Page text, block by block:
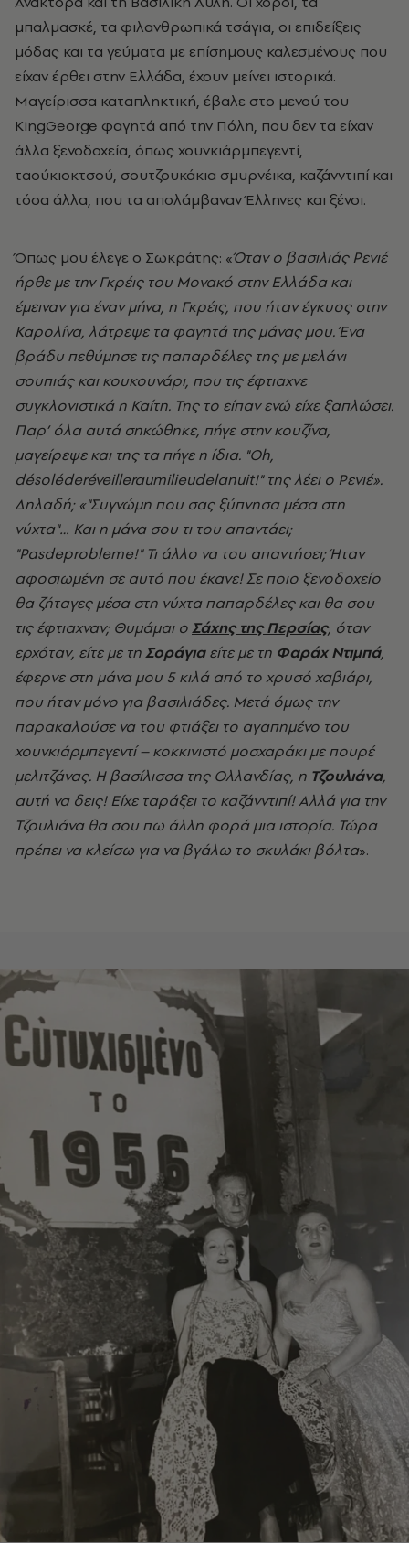
μπαλμασκέ, τα φιλανθρωπικά τσάγια, οι επιδείξεις
μόδας και τα γεύματα με επίσημους καλεσμένους που
είχαν έρθει στην Ελλάδα, έχουν μείνει ιστορικά.
Μαγείρισσα καταπληκτική, έβαλε στο μενού του
KingGeorge φαγητά από την Πόλη, που δεν τα είχαν
άλλα ξενοδοχεία, όπως χουνκιάρμπεγεντί,
ταούκιοκτσού, σουτζουκάκια σμυρνέικα, καζάνντιπί και
τόσα άλλα, που τα απολάμβαναν Έλληνες και ξένοι.
Όπως μου έλεγε ο Σωκράτης: «Όταν ο βασιλιάς Ρενιέ
ήρθε με την Γκρέις του Μονακό στην Ελλάδα και
έμειναν για έναν μήνα, η Γκρέις, που ήταν έγκυος στην
Καρολίνα, λάτρεψε τα φαγητά της μάνας μου. Ένα
βράδυ πεθύμησε τις παπαρδέλες της με μελάνι
σουπιάς και κουκουνάρι, που τις έφτιαχνε
συγκλονιστικά η Καίτη. Της το είπαν ενώ είχε ξαπλώσει.
Παρ’ όλα αυτά σηκώθηκε, πήγε στην κουζίνα,
μαγείρεψε και της τα πήγε η ίδια. "Oh,
désoléderéveilleraumilieudelanuit!" της λέει ο Ρενιέ».
Δηλαδή; «"Συγνώμη που σας ξύπνησα μέσα στη
νύχτα"… Και η μάνα σου τι του απαντάει;
"Pasdeprobleme!" Τι άλλο να του απαντήσει; Ήταν
αφοσιωμένη σε αυτό που έκανε! Σε ποιο ξενοδοχείο
θα ζήταγες μέσα στη νύχτα παπαρδέλες και θα σου
τις έφτιαχναν; Θυμάμαι οΣάχης της Περσίας, όταν
ερχόταν, είτε με τηΣοράγιαείτε με τη Φαράχ Ντιμπά,
έφερνε στη μάνα μου 5 κιλά από το χρυσό χαβιάρι,
που ήταν μόνο για βασιλιάδες. Μετά όμως την
παρακαλούσε να του φτιάξει το αγαπημένο του
χουνκιάρμπεγεντί – κοκκινιστό μοσχαράκι με πουρέ
μελιτζάνας. Η βασίλισσα της Ολλανδίας, η Τζουλιάνα,
αυτή να δεις! Είχε ταράξει το καζάνντιπί! Αλλά για την
Τζουλιάνα θα σου πω άλλη φορά μια ιστορία. Τώρα
πρέπει να κλείσω για να βγάλω το σκυλάκι βόλτα».